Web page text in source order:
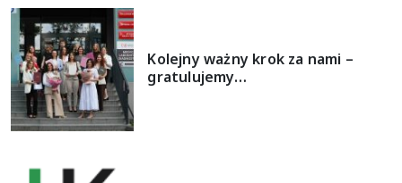
Kolejny ważny krok za nami –
gratulujemy…